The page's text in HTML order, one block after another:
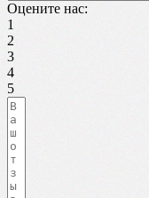
Оцените нас:
1
2
3
4
5